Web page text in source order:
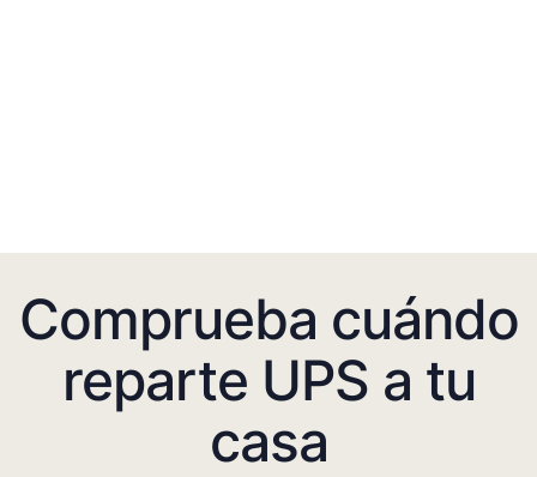
Comprueba cuándo
reparte UPS a tu
casa